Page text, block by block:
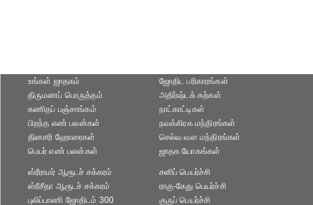
உங்கள் ஜாதகம்
திருமணப் பொருத்தம்
கணிதப் பஞ்சாங்கம்
ஜோதிட ப‌ரிகார‌ங்க‌ள்
அதிர்ஷ்டக் கற்கள்
நாட்காட்டிகள்
பிறந்த எண் பலன்கள்
தினசரி ஹோரைகள்
பெயர் எண் பலன்கள்
நவக்கிரக மந்திரங்கள்
செல்வ வள மந்திரங்கள்
ஜாதக யோகங்கள்
ஸ்ரீராமர் ஆரூடச் சக்கரம்
ஸ்ரீசீதா ஆரூடச் சக்கரம்
புலிப்பாணி ஜோதிடம் 300
சனிப் பெயர்ச்சி
ராகு-கேது பெயர்ச்சி
குருப் பெயர்ச்சி